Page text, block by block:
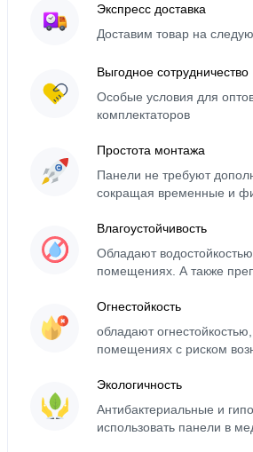
Экспресс доставка
Доставим товар на
Выгодное сотрудничество
Особые условия для
комплектаторов
Простота монтажа
Панели не требуют
сокращая временные и
Влагоустойчивость
Обладают
помещениях. А также
Огнестойкость
обладают
помещениях с риском
Экологичность
Антибактериальные и
использовать панели в